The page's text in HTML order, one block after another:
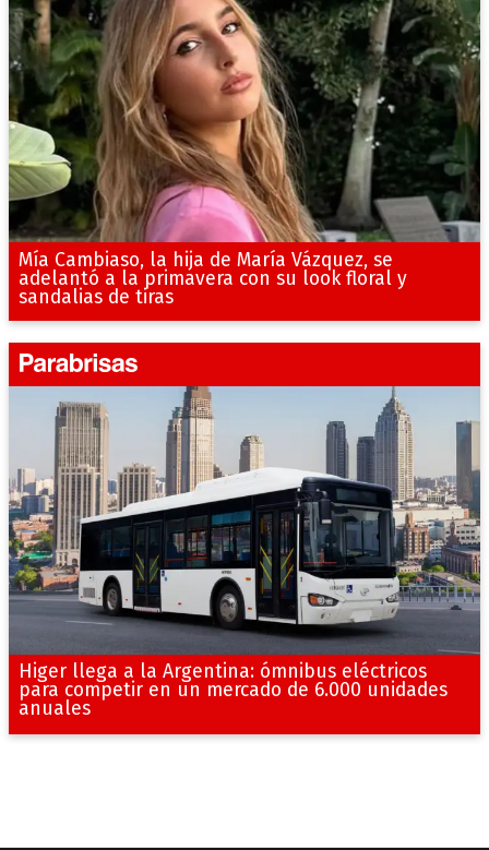
Mía Cambiaso, la hija de María Vázquez, se
adelantó a la primavera con su look floral y
sandalias de tiras
Higer llega a la Argentina: ómnibus eléctricos
para competir en un mercado de 6.000 unidades
anuales